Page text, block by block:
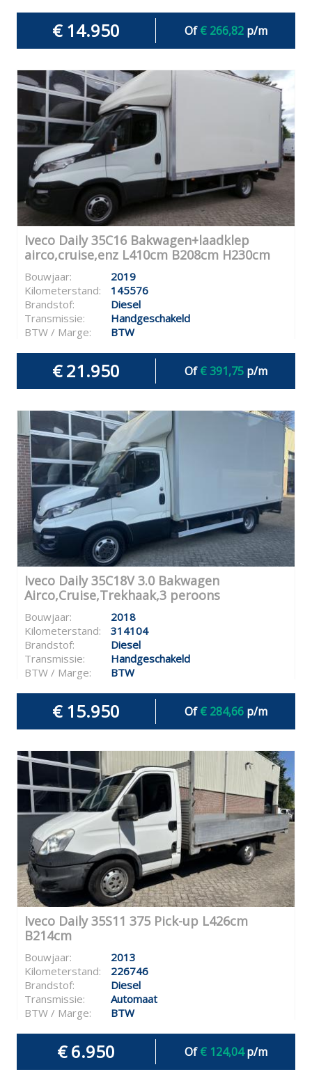
€ 14.950 Of€ 266,82p/m
Iveco Daily 35C16 Bakwagen+laadklep
airco,cruise,enz L410cm B208cm H230cm
Bouwjaar:
2019
Kilometerstand:
145576
Brandstof:
Diesel
Transmissie:
Handgeschakeld
BTW / Marge:
BTW
€ 21.950 Of€ 391,75p/m
Iveco Daily 35C18V 3.0 Bakwagen
Airco,Cruise,Trekhaak,3 peroons
Bouwjaar:
2018
Kilometerstand:
314104
Brandstof:
Diesel
Transmissie:
Handgeschakeld
BTW / Marge:
BTW
€ 15.950 Of€ 284,66p/m
Iveco Daily 35S11 375 Pick-up L426cm
B214cm
Bouwjaar:
2013
Kilometerstand:
226746
Brandstof:
Diesel
Transmissie:
Automaat
BTW / Marge:
BTW
€ 6.950 Of€ 124,04p/m